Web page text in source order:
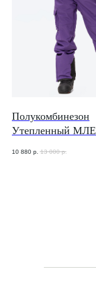
Полукомбинезон
Утепленный
10 880 р. 13 000 р.